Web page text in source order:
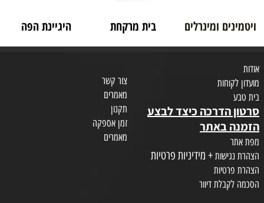
ויטמינים ומינרלים בית מרקחת היגיינת הפה
אודות
מועדון לקוחות
בית טבע
סרטון הדרכה כיצד לבצע
הזמנה באתר
מפת אתר
הצהרת נגישות + מידיניות פרטיות
הצהרת פרטיות
הסכמה לקבלת דיוור
צור קשר
מאמרים
תקנון
זמן אספקה
מאמרים